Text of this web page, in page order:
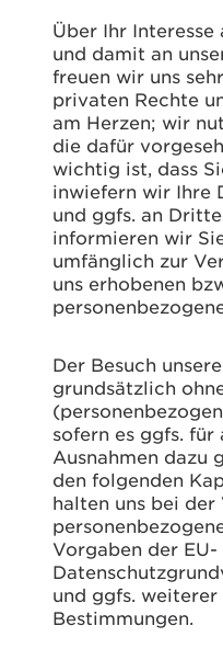
Über Ihr Interesse
und damit an
freuen wir uns
privaten Rechte
am Herzen; wir
die dafür
wichtig ist, dass
inwiefern wir Ihre
und ggfs. an
informieren wir
umfänglich zur
uns erhobenen
Der Besuch
grundsätzlich
sofern es ggfs. für
Ausnahmen dazu
den folgenden
halten uns bei
Vorgaben der EU-
und ggfs.
Bestimmungen.